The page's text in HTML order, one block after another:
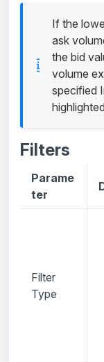
If the
ask
the bid
volume
specified
Filters
Parame
ter
Filter
Type